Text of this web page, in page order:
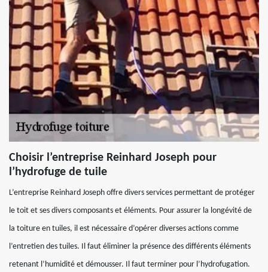
Choisir l’entreprise Reinhard Joseph pour
l’hydrofuge de tuile
L’entreprise Reinhard Joseph offre divers services permettant de protéger
le toit et ses divers composants et éléments. Pour assurer la longévité de
la toiture en tuiles, il est nécessaire d’opérer diverses actions comme
l’entretien des tuiles. Il faut éliminer la présence des différents éléments
retenant l’humidité et démousser. Il faut terminer pour l’hydrofugation.